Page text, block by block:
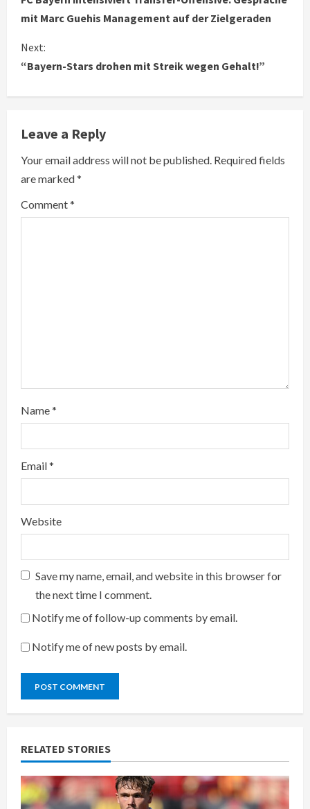
o
n
t
i
n
u
e
R
g
mit Marc Guehis Management auf der Zielgeraden
Next:
“Bayern-Stars drohen mit Streik wegen Gehalt!”
Leave a Reply
Your email address will not be published. Required fields
are marked*
Comment*
Name*
Email*
Website
Save my name, email, and website in this browser for
the next time I comment.
Notify me of follow-up comments by email.
Notify me of new posts by email.
RELATED STORIES